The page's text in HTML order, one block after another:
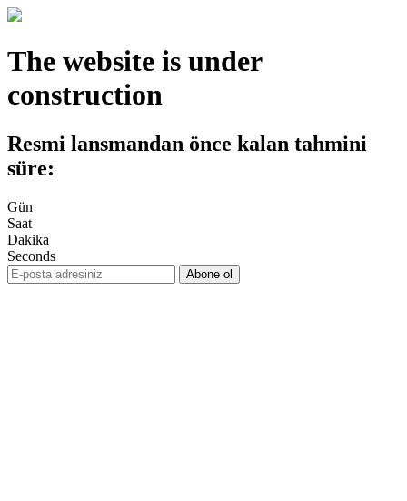
The website is under
construction
Resmi lansmandan önce kalan tahmini
süre:
Gün
Saat
Dakika
Seconds